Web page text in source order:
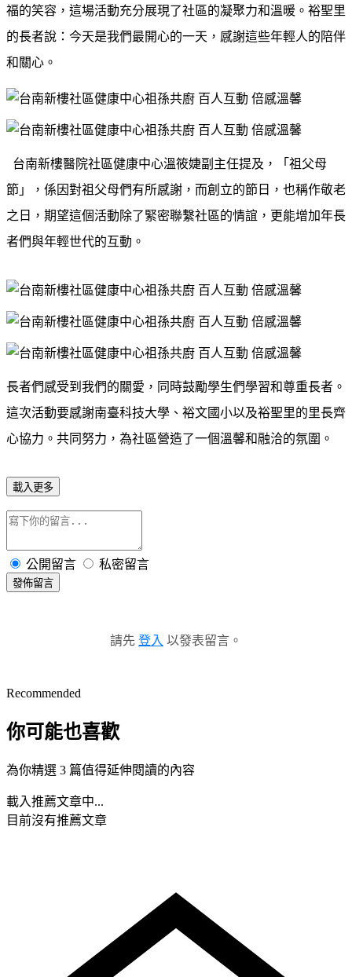
福的笑容，這場活動充分展現了社區的凝聚力和溫暖。裕聖里
的長者說：今天是我們最開心的一天，感謝這些年輕人的陪伴
和關心。
台南新樓醫院社區健康中心溫筱婕副主任提及，「祖父母
節」，係因對祖父母們有所感謝，而創立的節日，也稱作敬老
之日，期望這個活動除了緊密聯繫社區的情誼，更能增加年長
者們與年輕世代的互動。
長者們感受到我們的關愛，同時鼓勵學生們學習和尊重長者。
這次活動要感謝南臺科技大學、裕文國小以及裕聖里的里長齊
心協力。共同努力，為社區營造了一個溫馨和融洽的氛圍。
載入更多
公開留言 私密留言
發佈留言
請先 登入 以發表留言。
Recommended
你可能也喜歡
為你精選 3 篇值得延伸閱讀的內容
載入推薦文章中...
目前沒有推薦文章